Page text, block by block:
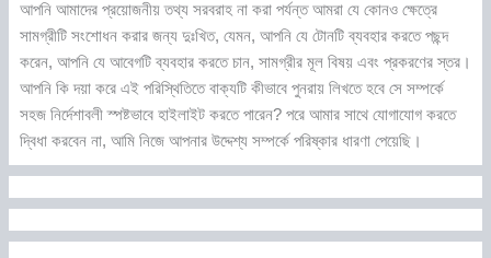
আপনি আমাদের প্রয়োজনীয় তথ্য সরবরাহ না করা পর্যন্ত আমরা যে কোনও ক্ষেত্রে
সামগ্রীটি সংশোধন করার জন্য দুঃখিত, যেমন, আপনি যে টোনটি ব্যবহার করতে পছন্দ
করেন, আপনি যে আবেগটি ব্যবহার করতে চান, সামগ্রীর মূল বিষয় এবং প্রকরণের স্তর।
আপনি কি দয়া করে এই পরিস্থিতিতে বাক্যটি কীভাবে পুনরায় লিখতে হবে সে সম্পর্কে
সহজ নির্দেশাবলী স্পষ্টভাবে হাইলাইট করতে পারেন? পরে আমার সাথে যোগাযোগ করতে
দ্বিধা করবেন না, আমি নিজে আপনার উদ্দেশ্য সম্পর্কে পরিষ্কার ধারণা পেয়েছি।